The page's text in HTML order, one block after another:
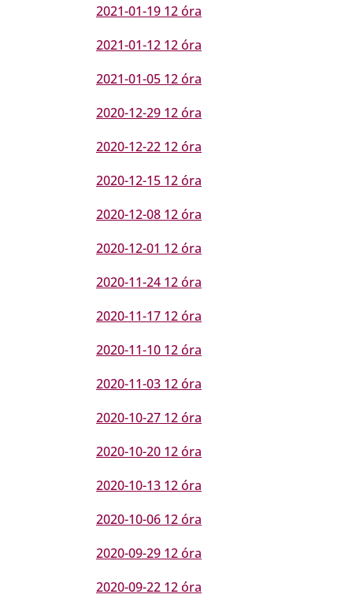
2021-01-19 12 óra
2021-01-12 12 óra
2021-01-05 12 óra
2020-12-29 12 óra
2020-12-22 12 óra
2020-12-15 12 óra
2020-12-08 12 óra
2020-12-01 12 óra
2020-11-24 12 óra
2020-11-17 12 óra
2020-11-10 12 óra
2020-11-03 12 óra
2020-10-27 12 óra
2020-10-20 12 óra
2020-10-13 12 óra
2020-10-06 12 óra
2020-09-29 12 óra
2020-09-22 12 óra